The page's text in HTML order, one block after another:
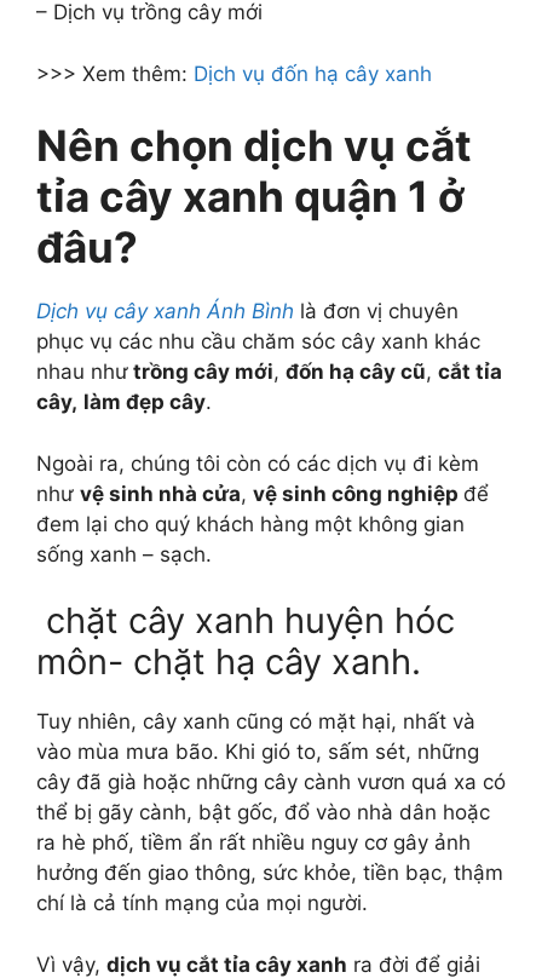
– Dịch vụ trồng cây mới
>>> Xem thêm: Dịch vụ đốn hạ cây xanh
Nên chọn dịch vụ cắt
tỉa cây xanh quận 1 ở
đâu?
Dịch vụ cây xanh Ánh Bình là đơn vị chuyên
phục vụ các nhu cầu chăm sóc cây xanh khác
nhau như trồng cây mới, đốn hạ cây cũ, cắt tỉa
cây, làm đẹp cây.
Ngoài ra, chúng tôi còn có các dịch vụ đi kèm
như vệ sinh nhà cửa, vệ sinh công nghiệp để
đem lại cho quý khách hàng một không gian
sống xanh – sạch.
chặt cây xanh huyện hóc
môn- chặt hạ cây xanh.
Tuy nhiên, cây xanh cũng có mặt hại, nhất và
vào mùa mưa bão. Khi gió to, sấm sét, những
cây đã già hoặc những cây cành vươn quá xa có
thể bị gãy cành, bật gốc, đổ vào nhà dân hoặc
ra hè phố, tiềm ẩn rất nhiều nguy cơ gây ảnh
hưởng đến giao thông, sức khỏe, tiền bạc, thậm
chí là cả tính mạng của mọi người.
Vì vậy, dịch vụ cắt tỉa cây xanh ra đời để giải